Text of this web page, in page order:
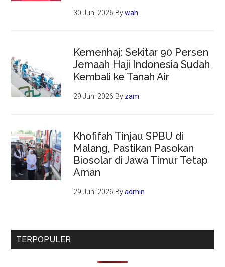
30 Juni 2026 Bywah
Kemenhaj: Sekitar 90 Persen
Jemaah Haji Indonesia Sudah
Kembali ke Tanah Air
29 Juni 2026 By zam
Khofifah Tinjau SPBU di
Malang, Pastikan Pasokan
Biosolar di Jawa Timur Tetap
Aman
29 Juni 2026 Byadmin
TERPOPULER